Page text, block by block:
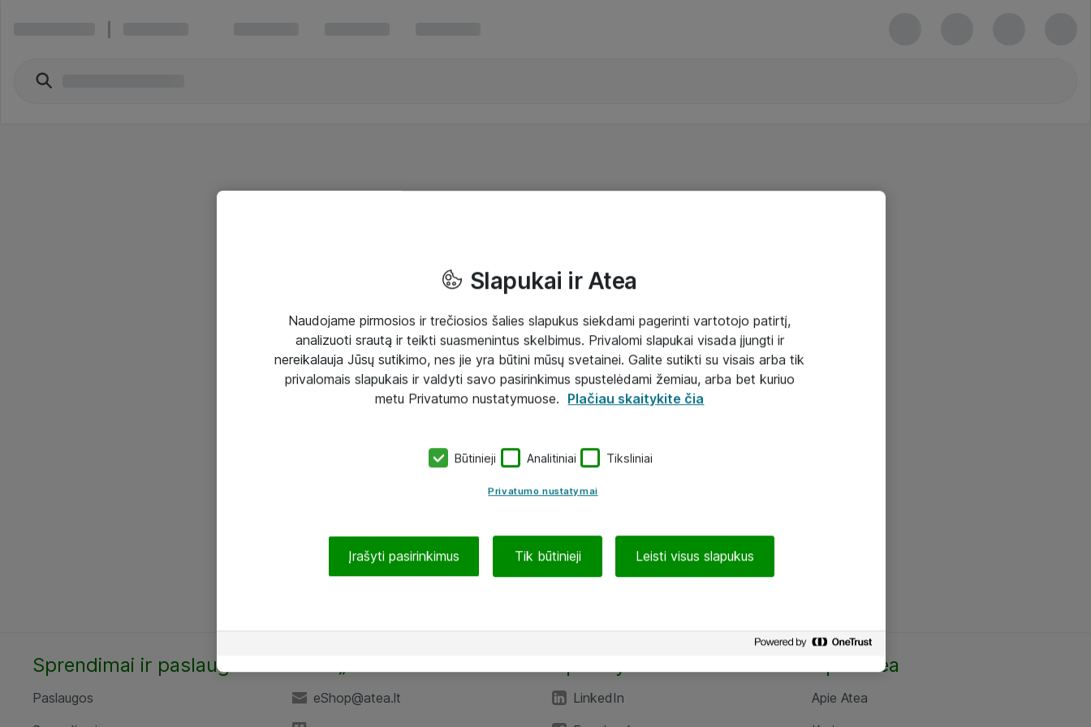
Sprendimai ir paslaugos
Paslaugos
eShop@atea.lt
LinkedIn
Apie Atea
Apie Atea
Slapukai ir Atea
Naudojame pirmosios ir trečiosios šalies slapukus siekdami pagerinti vartotojo patirtį,
analizuoti srautą ir teikti suasmenintus skelbimus. Privalomi slapukai visada įjungti ir
nereikalauja Jūsų sutikimo, nes jie yra būtini mūsų svetainei. Galite sutikti su visais arba tik
privalomais slapukais ir valdyti savo pasirinkimus spustelėdami žemiau, arba bet kuriuo
metu Privatumo nustatymuose. Plačiau skaitykite čia
Būtinieji Analitiniai Tiksliniai
Privatumo nustatymai
Įrašyti pasirinkimus Tik būtinieji Leisti visus slapukus